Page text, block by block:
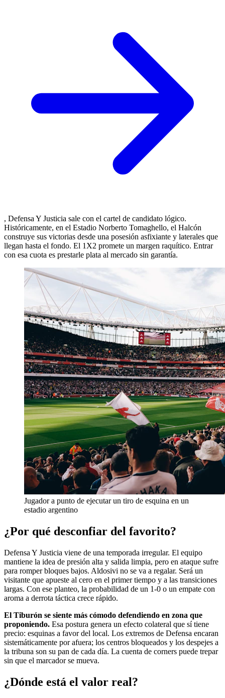
, Defensa Y Justicia sale con el cartel de candidato lógico.
Históricamente, en el Estadio Norberto Tomaghello, el Halcón
construye sus victorias desde una posesión asfixiante y laterales que
llegan hasta el fondo. El 1X2 promete un margen raquítico. Entrar
con esa cuota es prestarle plata al mercado sin garantía.
Jugador a punto de ejecutar un tiro de esquina en un
estadio argentino
¿Por qué desconfiar del favorito?
Defensa Y Justicia viene de una temporada irregular. El equipo
mantiene la idea de presión alta y salida limpia, pero en ataque sufre
para romper bloques bajos. Aldosivi no se va a regalar. Será un
visitante que apueste al cero en el primer tiempo y a las transiciones
largas. Con ese planteo, la probabilidad de un 1-0 o un empate con
aroma a derrota táctica crece rápido.
El Tiburón se siente más cómodo defendiendo en zona que
proponiendo. Esa postura genera un efecto colateral que sí tiene
precio: esquinas a favor del local. Los extremos de Defensa encaran
sistemáticamente por afuera; los centros bloqueados y los despejes a
la tribuna son su pan de cada día. La cuenta de corners puede trepar
sin que el marcador se mueva.
¿Dónde está el valor real?